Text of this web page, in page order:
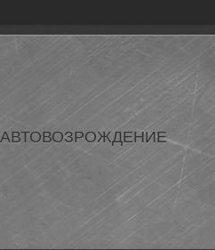
АВТОВОЗРОЖДЕНИЕ